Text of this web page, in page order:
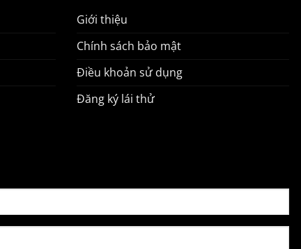
Giới thiệu
Chính sách bảo mật
Điều khoản sử dụng
Đăng ký lái thử